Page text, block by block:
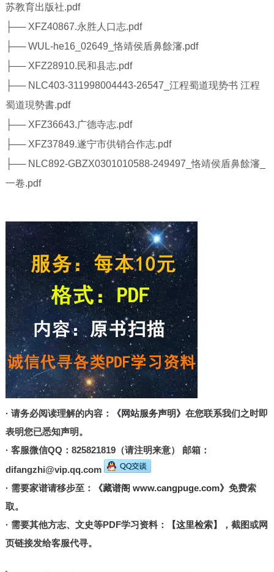
苏教育出版社.pdf
├── XFZ40867.永胜人口志.pdf
├── WUL-he16_02649_恪靖侯盾鼻餘瀋.pdf
├── XFZ28910.民和县志.pdf
├── NLC403-311998004443-26547_江程蜀道现势书 江程
蜀道現勢書.pdf
├── XFZ36643.广德寺志.pdf
├── XFZ37849.遂宁市供销合作志.pdf
├── NLC892-GBZX0301010588-249497_恪靖侯盾鼻餘瀋_
一卷.pdf
· 请务必阅读理解的内容： 《网站服务声明》 在您联系我们之时即
表明您已悉知声明。
· 客服微信QQ：825821819（请注明来意） 邮箱：
difangzhi@vip.qq.com
· 需要家谱请移步至：
《藏谱阁 www.cangpuge.com》 免费索
取。
· 需要其他方志、文史等PDF学习资料：
【这里检索】
，截图或网
页链接发给客服代寻。